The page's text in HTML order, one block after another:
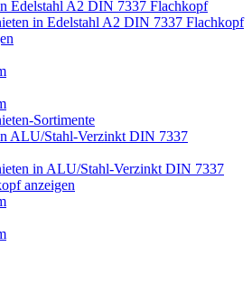
Edelstahl A2 DIN 7337 Flachkopf
in Edelstahl A2 DIN 7337 Flachkopf
Sortimente
ALU/Stahl-Verzinkt DIN 7337
in ALU/Stahl-Verzinkt DIN 7337
anzeigen